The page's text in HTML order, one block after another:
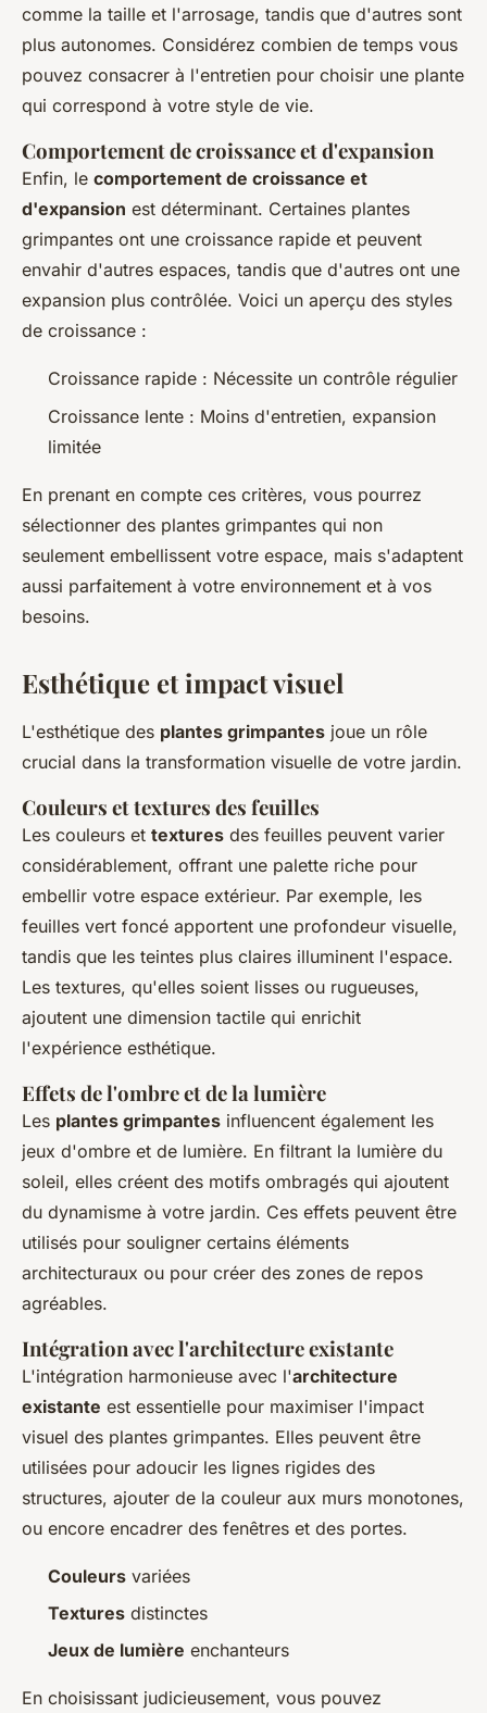
comme la taille et l'arrosage, tandis que d'autres sont
plus autonomes. Considérez combien de temps vous
pouvez consacrer à l'entretien pour choisir une plante
qui correspond à votre style de vie.
Comportement de croissance et d'expansion
Enfin, le comportement de croissance et
d'expansion est déterminant. Certaines plantes
grimpantes ont une croissance rapide et peuvent
envahir d'autres espaces, tandis que d'autres ont une
expansion plus contrôlée. Voici un aperçu des styles
de croissance :
Croissance rapide : Nécessite un contrôle régulier
Croissance lente : Moins d'entretien, expansion
limitée
En prenant en compte ces critères, vous pourrez
sélectionner des plantes grimpantes qui non
seulement embellissent votre espace, mais s'adaptent
aussi parfaitement à votre environnement et à vos
besoins.
Esthétique et impact visuel
L'esthétique des plantes grimpantes joue un rôle
crucial dans la transformation visuelle de votre jardin.
Couleurs et textures des feuilles
Les couleurs et textures des feuilles peuvent varier
considérablement, offrant une palette riche pour
embellir votre espace extérieur. Par exemple, les
feuilles vert foncé apportent une profondeur visuelle,
tandis que les teintes plus claires illuminent l'espace.
Les textures, qu'elles soient lisses ou rugueuses,
ajoutent une dimension tactile qui enrichit
l'expérience esthétique.
Effets de l'ombre et de la lumière
Les plantes grimpantes influencent également les
jeux d'ombre et de lumière. En filtrant la lumière du
soleil, elles créent des motifs ombragés qui ajoutent
du dynamisme à votre jardin. Ces effets peuvent être
utilisés pour souligner certains éléments
architecturaux ou pour créer des zones de repos
agréables.
Intégration avec l'architecture existante
L'intégration harmonieuse avec l'architecture
existante est essentielle pour maximiser l'impact
visuel des plantes grimpantes. Elles peuvent être
utilisées pour adoucir les lignes rigides des
structures, ajouter de la couleur aux murs monotones,
ou encore encadrer des fenêtres et des portes.
Couleurs variées
Textures distinctes
Jeux de lumière enchanteurs
En choisissant judicieusement, vous pouvez